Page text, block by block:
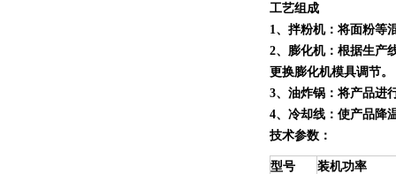
工艺组成
1、拌粉机：将面粉等
2、膨化机：根据生产
更换膨化机模具调节。
3、油炸锅 ：将产品进
4、冷却线：使产品降
技术参数：
型号
装机功率